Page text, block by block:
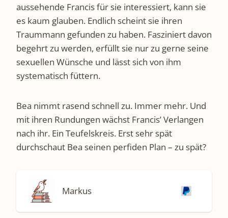
aussehende Francis für sie interessiert, kann sie
es kaum glauben. Endlich scheint sie ihren
Traummann gefunden zu haben. Fasziniert davon
begehrt zu werden, erfüllt sie nur zu gerne seine
sexuellen Wünsche und lässt sich von ihm
systematisch füttern.
Bea nimmt rasend schnell zu. Immer mehr. Und
mit ihren Rundungen wächst Francis’ Verlangen
nach ihr. Ein Teufelskreis. Erst sehr spät
durchschaut Bea seinen perfiden Plan – zu spät?
Markus